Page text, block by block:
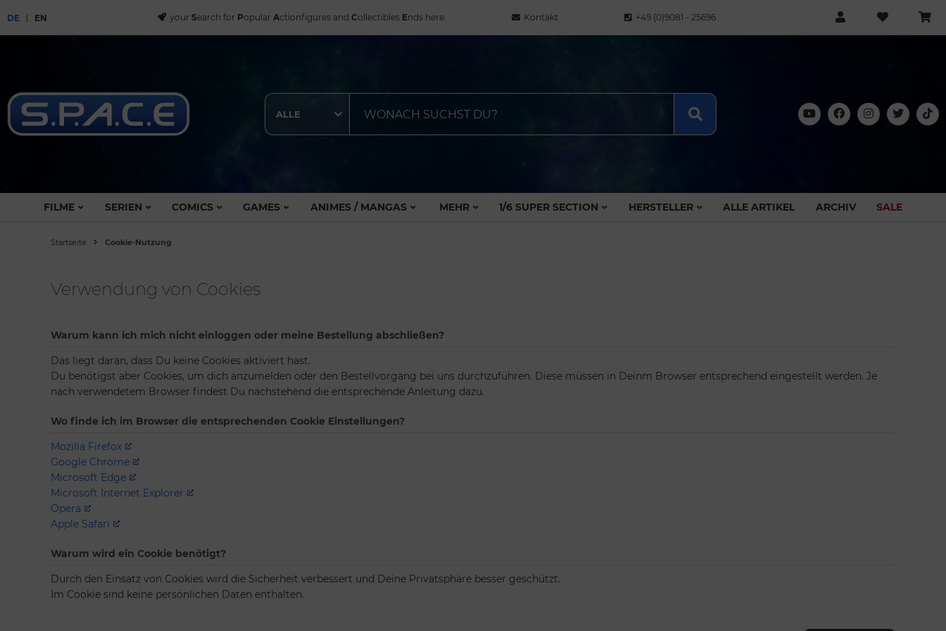
DE EN your Search for Popular Actionfigures and Collectibles Ends here. Kontakt +49 (0)9081 - 25696
ALLE
FILME SERIEN COMICS GAMES ANIMES / MANGAS MEHR 1/6 SUPER SECTION HERSTELLER ALLE ARTIKEL ARCHIV SALE
Startseite Cookie-Nutzung
Verwendung von Cookies
Warum kann ich mich nicht einloggen oder meine Bestellung abschließen?
Das liegt daran, dass Du keine Cookies aktiviert hast.
Du benötigst aber Cookies, um dich anzumelden oder den Bestellvorgang bei uns durchzuführen. Diese müssen in Deinm Browser entsprechend eingestellt werden. Je
nach verwendetem Browser findest Du nachstehend die entsprechende Anleitung dazu.
Wo finde ich im Browser die entsprechenden Cookie Einstellungen?
Mozilla Firefox
Google Chrome
Microsoft Edge
Microsoft Internet Explorer
Opera
Apple Safari
Warum wird ein Cookie benötigt?
Durch den Einsatz von Cookies wird die Sicherheit verbessert und Deine Privatsphäre besser geschützt.
Im Cookie sind keine persönlichen Daten enthalten.